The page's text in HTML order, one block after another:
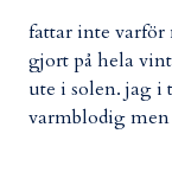
fattar inte
gjort på hela
ute i solen. jag i
varmblodig men